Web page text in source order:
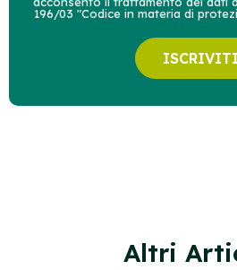
196/03 "Codice in materia di
ISCRIVITI
Altri